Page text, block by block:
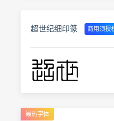
超世纪细印篆 商用须授
最热字体